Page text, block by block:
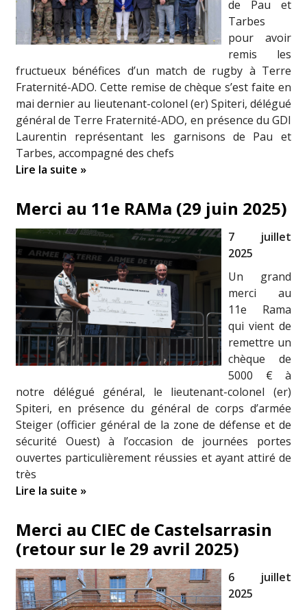
de Pau et
Tarbes
pour avoir
remis les
fructueux bénéfices d’un match de rugby à Terre
Fraternité-ADO. Cette remise de chèque s’est faite en
mai dernier au lieutenant-colonel (er) Spiteri, délégué
général de Terre Fraternité-ADO, en présence du GDI
Laurentin représentant les garnisons de Pau et
Tarbes, accompagné des chefs
Lire la suite »
Merci au 11e RAMa (29 juin 2025)
7 juillet
2025
Un grand
merci au
11e Rama
qui vient de
remettre un
chèque de
5000 € à
notre délégué général, le lieutenant-colonel (er)
Spiteri, en présence du général de corps d’armée
Steiger (officier général de la zone de défense et de
sécurité Ouest) à l’occasion de journées portes
ouvertes particulièrement réussies et ayant attiré de
très
Lire la suite »
Merci au CIEC de Castelsarrasin
(retour sur le 29 avril 2025)
6 juillet
2025